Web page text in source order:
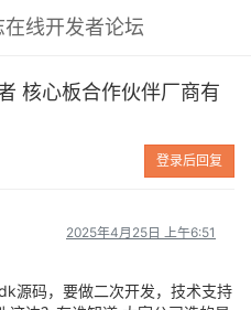
在线开发者论坛
核心板合作伙伴厂商有
登录后回复
2025年4月25日 上午6:51
源码，要做二次开发，技术支持